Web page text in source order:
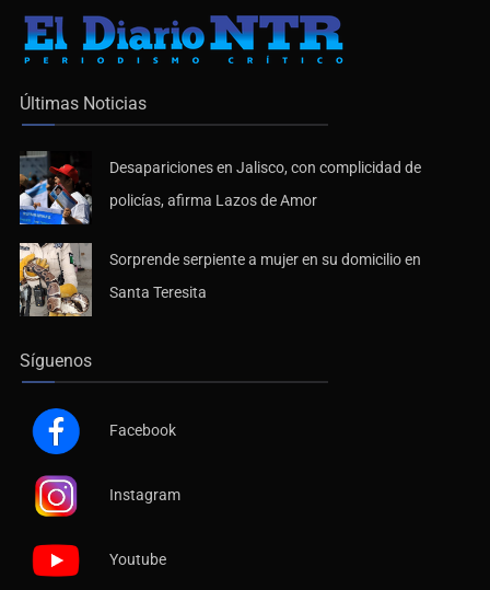
Últimas Noticias
Desapariciones en Jalisco, con complicidad de
policías, afirma Lazos de Amor
Sorprende serpiente a mujer en su domicilio en
Santa Teresita
Síguenos
Facebook
Instagram
Youtube